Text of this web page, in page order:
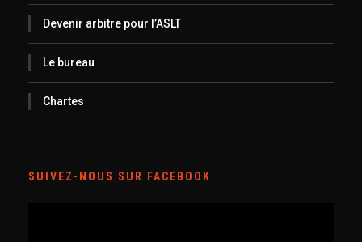
Devenir arbitre pour l’ASLT
Le bureau
Chartes
SUIVEZ-NOUS SUR FACEBOOK